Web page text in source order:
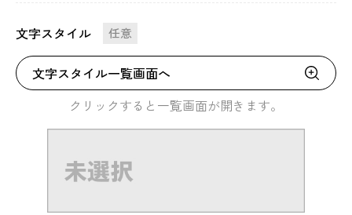
文字スタイル 任意
文字スタイル一覧画面へ
クリックすると一覧画面が開きます。